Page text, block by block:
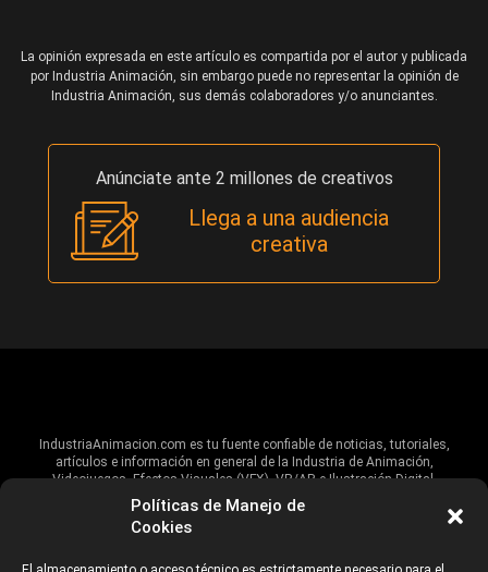
Políticas de Manejo de
Cookies
La opinión expresada en este artículo es compartida por el autor y publicada
por Industria Animación, sin embargo puede no representar la opinión de
Industria Animación, sus demás colaboradores y/o anunciantes.
Anúnciate ante 2 millones de creativos
Llega a una audiencia
creativa
IndustriaAnimacion.com es tu fuente confiable de noticias, tutoriales,
artículos e información en general de la Industria de Animación,
Videojuegos, Efectos Visuales (VFX), VR/AR e Ilustración Digital.
Hablamos de estas industrias y su alcance global, pero damos un énfasis
especial al talento, estudios, escuelas, eventos y organizaciones que